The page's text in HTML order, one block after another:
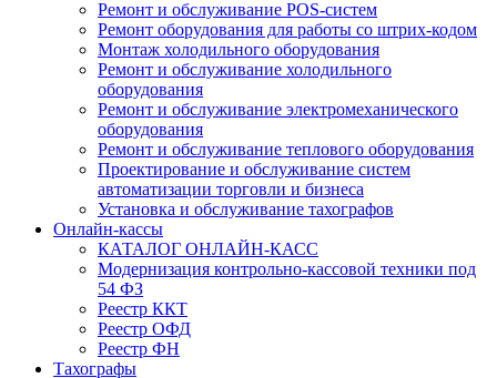
Ремонт и обслуживание POS-систем
Ремонт оборудования для работы со штрих-кодом
Монтаж холодильного оборудования
Ремонт и обслуживание холодильного
оборудования
Ремонт и обслуживание электромеханического
оборудования
Ремонт и обслуживание теплового оборудования
Проектирование и обслуживание систем
автоматизации торговли и бизнеса
Установка и обслуживание тахографов
Онлайн-кассы
КАТАЛОГ ОНЛАЙН-КАСС
Модернизация контрольно-кассовой техники под
54 ФЗ
Реестр ККТ
Реестр ОФД
Реестр ФН
Тахографы